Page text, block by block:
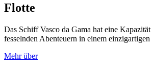
Flotte
Das Schiff Vasco da Gama hat eine
fesselnden Abenteuern in einem
Mehr über